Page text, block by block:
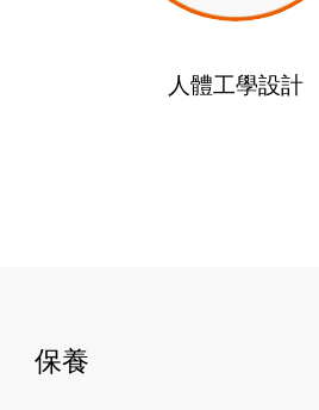
人體工學設計
保養